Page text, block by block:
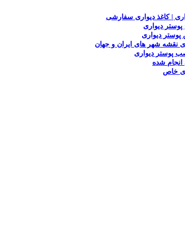
| کاغذ دیواری سفارشی
پوستر دیواری
پوستر دیواری
نقشه شهر های ایران و جهان
پوستر دیواری
انجام شده
خاص